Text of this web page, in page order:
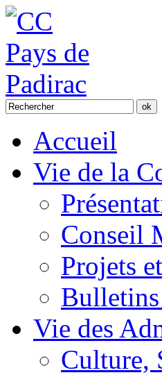
Accueil
Vie de la
Conseil
Projets
Vie des
Culture,